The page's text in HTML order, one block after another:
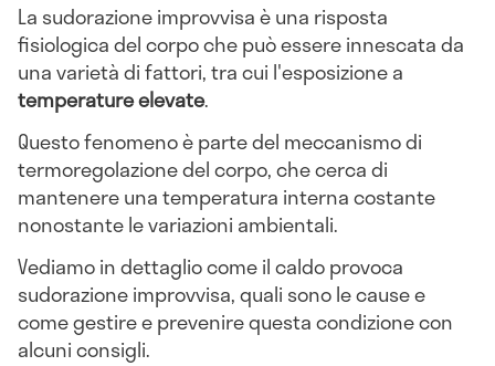
La sudorazione improvvisa è una risposta
fisiologica del corpo che può essere innescata da
una varietà di fattori, tra cui l'esposizione a
temperature elevate.
Questo fenomeno è parte del meccanismo di
termoregolazione del corpo, che cerca di
mantenere una temperatura interna costante
nonostante le variazioni ambientali.
Vediamo in dettaglio come il caldo provoca
sudorazione improvvisa, quali sono le cause e
come gestire e prevenire questa condizione con
alcuni consigli.